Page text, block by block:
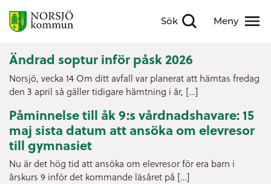
Sök
Visa sökfält Meny
Visa meny
Ändrad soptur inför påsk 2026
Norsjö, vecka 14 Om ditt avfall var planerat att hämtas fredag
den 3 april så gäller tidigare hämtning i år, […]
Påminnelse till åk 9:s vårdnadshavare: 15
maj sista datum att ansöka om elevresor
till gymnasiet
Nu är det hög tid att ansöka om elevresor för era barn i
årskurs 9 inför det kommande läsåret på […]